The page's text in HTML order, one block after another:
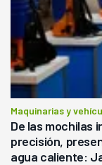
Maquinarias y
De las mochilas
precisión,
agua caliente: